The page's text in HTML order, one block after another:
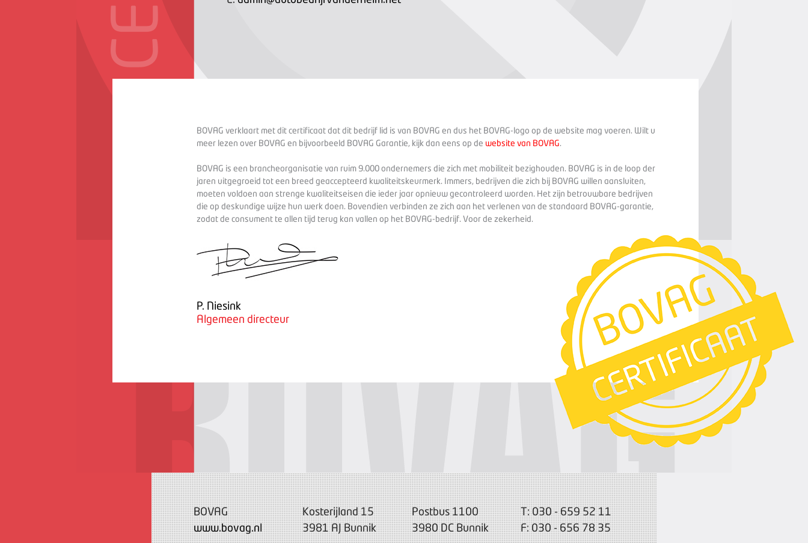
BOVAG verklaart met dit certificaat dat dit bedrijf lid is van BOVAG en dus het BOVAG-logo op de website mag voeren. Wilt u
meer lezen over BOVAG en bijvoorbeeld BOVAG Garantie, kijk dan eens op de website van BOVAG.
BOVAG is een brancheorganisatie van ruim 9.000 ondernemers die zich met mobiliteit bezighouden. BOVAG is in de loop der
jaren uitgegroeid tot een breed geaccepteerd kwaliteitskeurmerk. Immers, bedrijven die zich bij BOVAG willen aansluiten,
moeten voldoen aan strenge kwaliteitseisen die ieder jaar opnieuw gecontroleerd worden. Het zijn betrouwbare bedrijven
die op deskundige wijze hun werk doen. Bovendien verbinden ze zich aan het verlenen van de standaard BOVAG-garantie,
zodat de consument te allen tijd terug kan vallen op het BOVAG-bedrijf. Voor de zekerheid.
P. Niesink
Algemeen directeur
BOVAG
www.bovag.nl
Kosterijland 15
3981 AJ Bunnik
Postbus 1100
3980 DC Bunnik
T: 030 - 659 52 11
F: 030 - 656 78 35